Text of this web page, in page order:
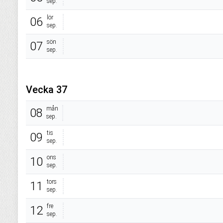
06
lör
sep.
07
sön
sep.
Vecka 37
08
mån
sep.
09
tis
sep.
10 ons
sep.
11
tors
sep.
12 fre
sep.